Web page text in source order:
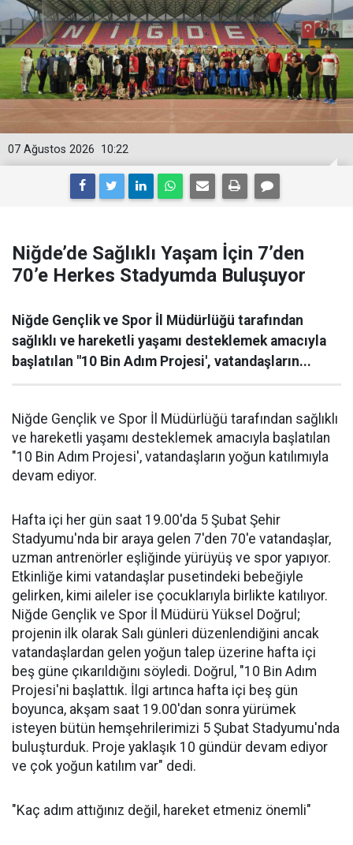
10:22
07 Ağustos 2026
Niğde’de Sağlıklı Yaşam İçin 7’den
70’e Herkes Stadyumda Buluşuyor
Niğde Gençlik ve Spor İl Müdürlüğü tarafından
sağlıklı ve hareketli yaşamı desteklemek amacıyla
başlatılan "10 Bin Adım Projesi', vatandaşların...
Niğde Gençlik ve Spor İl Müdürlüğü tarafından sağlıklı
ve hareketli yaşamı desteklemek amacıyla başlatılan
"10 Bin Adım Projesi', vatandaşların yoğun katılımıyla
devam ediyor.
Hafta içi her gün saat 19.00'da 5 Şubat Şehir
Stadyumu'nda bir araya gelen 7'den 70'e vatandaşlar,
uzman antrenörler eşliğinde yürüyüş ve spor yapıyor.
Etkinliğe kimi vatandaşlar pusetindeki bebeğiyle
gelirken, kimi aileler ise çocuklarıyla birlikte katılıyor.
Niğde Gençlik ve Spor İl Müdürü Yüksel Doğrul;
projenin ilk olarak Salı günleri düzenlendiğini ancak
vatandaşlardan gelen yoğun talep üzerine hafta içi
beş güne çıkarıldığını söyledi. Doğrul, "10 Bin Adım
Projesi'ni başlattık. İlgi artınca hafta içi beş gün
boyunca, akşam saat 19.00'dan sonra yürümek
isteyen bütün hemşehrilerimizi 5 Şubat Stadyumu'nda
buluşturduk. Proje yaklaşık 10 gündür devam ediyor
ve çok yoğun katılım var" dedi.
"Kaç adım attığınız değil, hareket etmeniz önemli"